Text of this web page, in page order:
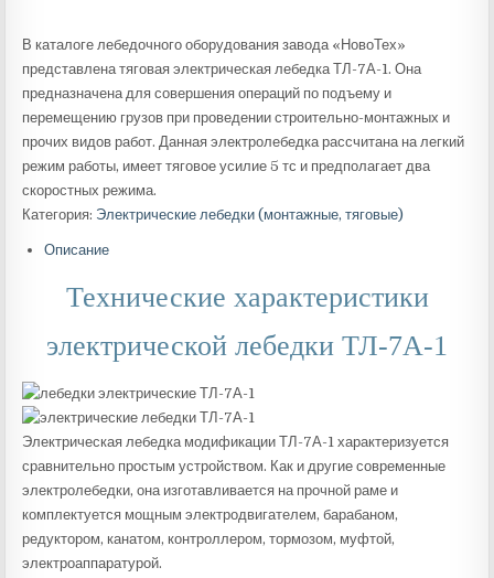
В каталоге лебедочного оборудования завода «НовоТех»
представлена тяговая электрическая лебедка ТЛ-7А-1. Она
предназначена для совершения операций по подъему и
перемещению грузов при проведении строительно-монтажных и
прочих видов работ. Данная электролебедка рассчитана на легкий
режим работы, имеет тяговое усилие 5 тс и предполагает два
скоростных режима.
Категория: Электрические лебедки (монтажные, тяговые)
Описание
Технические характеристики
электрической лебедки ТЛ-7А-1
Электрическая лебедка модификации ТЛ-7А-1 характеризуется
сравнительно простым устройством. Как и другие современные
электролебедки, она изготавливается на прочной раме и
комплектуется мощным электродвигателем, барабаном,
редуктором, канатом, контроллером, тормозом, муфтой,
электроаппаратурой.